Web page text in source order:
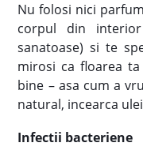
Nu folosi nici
corpul din
sanatoase) si te
mirosi ca floarea
bine – asa cum a
natural, incearca
Infectii bacteriene